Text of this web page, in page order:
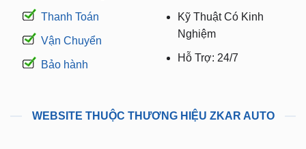
Thanh Toán
Vận Chuyển
Bảo hành
Kỹ Thuật Có Kinh
Nghiệm
Hỗ Trợ: 24/7
WEBSITE THUỘC THƯƠNG HIỆU ZKAR AUTO